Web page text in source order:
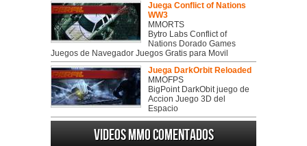
Juega Conflict of Nations
WW3
MMORTS
Bytro Labs Conflict of
Nations Dorado Games
Juegos de Navegador Juegos Gratis para Movil
Juega DarkOrbit Reloaded
MMOFPS
BigPoint DarkObit juego de
Accion Juego 3D del
Espacio
Videos MMO Comentados